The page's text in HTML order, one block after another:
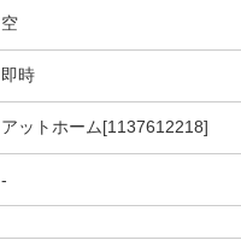
空
即時
アットホーム[1137612218]
-